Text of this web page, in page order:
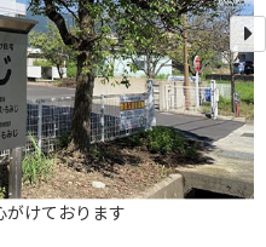
けております